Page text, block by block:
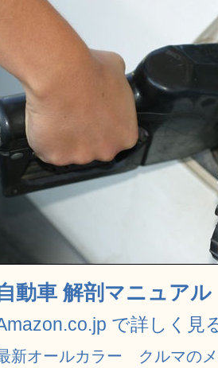
動車 解剖マニュアル
で詳しく見
新オールカラー クルマの